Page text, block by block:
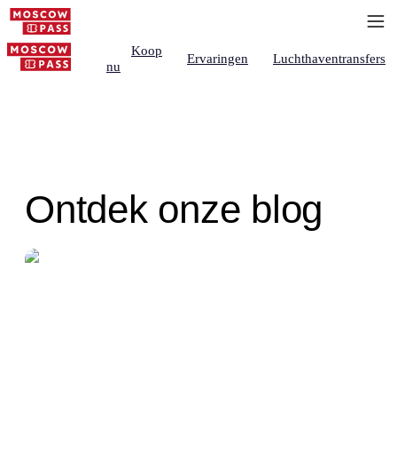
Koop
nu
Ervaringen Luchthaventransfers
Ontdek onze blog